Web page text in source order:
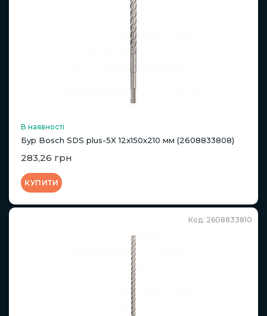
В наявності
Бур Bosch SDS plus-5X 12x150x210 мм (2608833808)
283,26 грн
КУПИТИ
Код: 2608833810